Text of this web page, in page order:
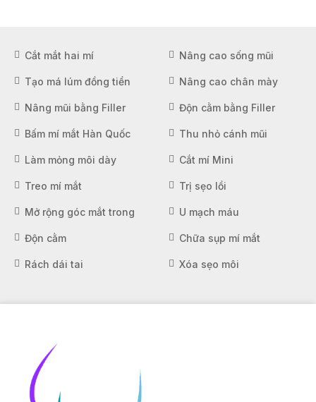
Cắt mắt hai mí Nâng cao sống mũi
Tạo má lúm đồng tiền Nâng cao chân mày
Nâng mũi bằng Filler Độn cằm bằng Filler
Bấm mí mắt Hàn Quốc Thu nhỏ cánh mũi
Làm mỏng môi dày Cắt mí Mini
Treo mí mắt Trị sẹo lồi
Mở rộng góc mắt trong U mạch máu
Độn cằm Chữa sụp mí mắt
Rách dái tai Xóa sẹo môi